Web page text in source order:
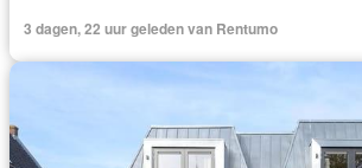
3 dagen, 22 uur geleden van Rentumo